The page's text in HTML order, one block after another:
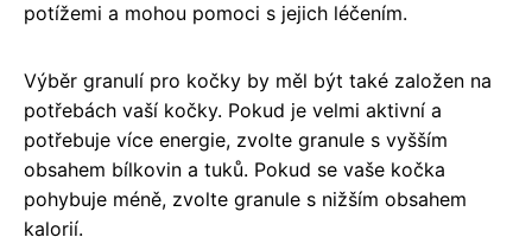
potížemi a mohou pomoci s jejich léčením.
Výběr granulí pro kočky by měl být také založen na
potřebách vaší kočky. Pokud je velmi aktivní a
potřebuje více energie, zvolte granule s vyšším
obsahem bílkovin a tuků. Pokud se vaše kočka
pohybuje méně, zvolte granule s nižším obsahem
kalorií.